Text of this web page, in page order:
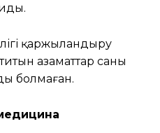
қаржыландыру
азаматтар саны
болмаған.